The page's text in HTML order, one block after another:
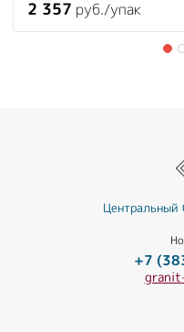
2 357 руб./упак
Центральный
+7